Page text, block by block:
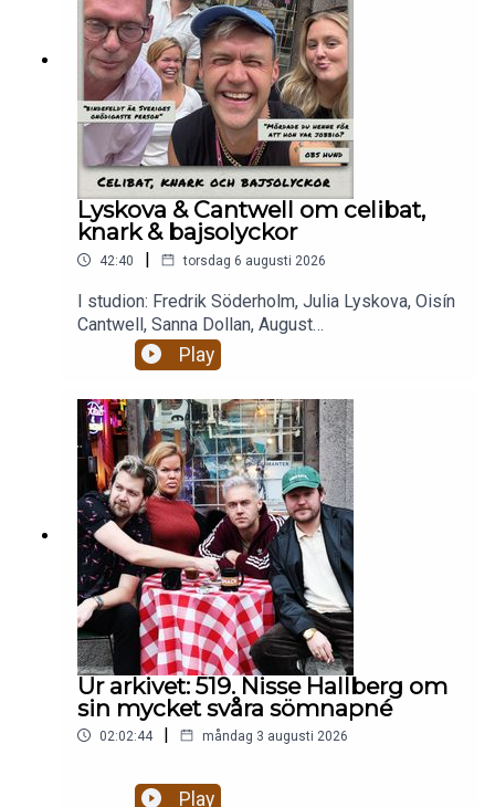
Lyskova & Cantwell om celibat,
knark & bajsolyckor
42:40 | torsdag 6 augusti 2026
I studion: Fredrik Söderholm, Julia Lyskova, Oisín
Cantwell, Sanna Dollan, August
BohlinBajsolyckor. Livets största smärtor.Alkohol,
droger och RISKbruk.Celibat och berakups.Nästan
alla blir och ju mer dement kantarell
blir.Enjoy! Stötta oss på patreon.com/gottsnack
och få HELA avsnittet!
Play
Ur arkivet: 519. Nisse Hallberg om
sin mycket svåra sömnapné
02:02:44 | måndag 3 augusti 2026
Play